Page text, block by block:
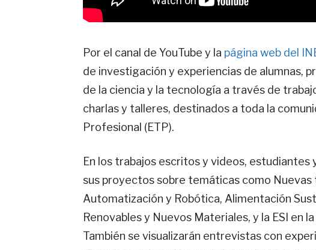
Por el canal de YouTube y la página web del
de investigación y experiencias de alumnas,
de la ciencia y la tecnología a través de
charlas y talleres, destinados a toda la
Profesional (ETP).
En los trabajos escritos y videos,
sus proyectos sobre temáticas como Nuevas
Automatización y Robótica, Alimentación
Renovables y Nuevos Materiales, y la ESI en
También se visualizarán entrevistas con